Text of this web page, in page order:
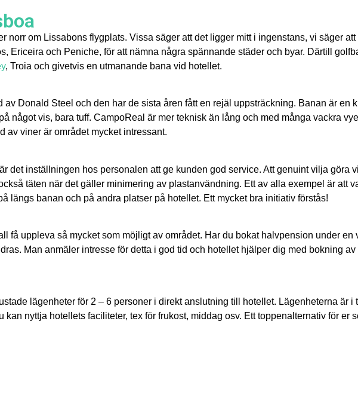
norr om Lissabons flygplats. Vissa säger att det ligger mitt i ingenstans, vi säger
Ericeira och Peniche, för att nämna några spännande städer och byar. Därtill
, Troia och givetvis en utmanande bana vid hotellet.
Donald Steel och den har de sista åren fått en rejäl uppsträckning. Banan är en
något vis, bara tuff. CampoReal är mer teknisk än lång och med många vackra
av viner är området mycket intressant.
det inställningen hos personalen att ge kunden god service. Att genuint vilja göra
täten när det gäller minimering av plastanvändning. Ett av alla exempel är att
längs banan och på andra platser på hotellet. Ett mycket bra initiativ förstås!
få uppleva så mycket som möjligt av området. Har du bokat halvpension under
Man anmäler intresse för detta i god tid och hotellet hjälper dig med bokning
lägenheter för 2 – 6 personer i direkt anslutning till hotellet. Lägenheterna är
kan nyttja hotellets faciliteter, tex för frukost, middag osv. Ett toppenalternativ för